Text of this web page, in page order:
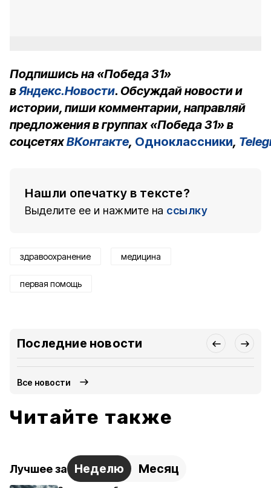
Подпишись на «Победа 31»
вЯндекс.Новости. Обсуждай новости и
истории, пиши комментарии, направляй
предложения в группах «Победа 31» в
соцсетяхВКонтакте, Одноклассники,
Нашли опечатку в тексте?
Выделите ее и нажмите на ссылку
здравоохранение медицина
первая помощь
Последние новости
Все новости
Читайте также
Лучшее за Неделю Месяц